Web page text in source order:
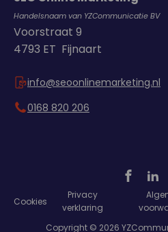
Handelsnaam van YZCommunicatie BV
Voorstraat 9
4793 ET Fijnaart
info@seoonlinemarketing.nl
0168 820 206
Cookies
Privacy
verklaring
Copyright © 2026